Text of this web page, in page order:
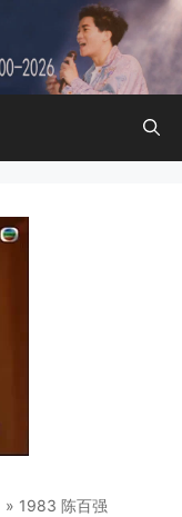
» 1983 陈百强